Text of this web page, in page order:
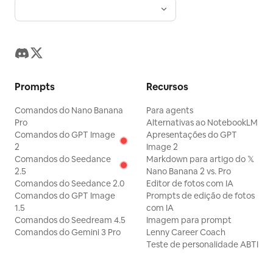
Prompts
Comandos do Nano Banana
Pro
Comandos do GPT Image
2
Comandos do Seedance
2.5
Comandos do Seedance 2.0
Comandos do GPT Image
1.5
Comandos do Seedream 4.5
Comandos do Gemini 3 Pro
Recursos
Para agents
Alternativas ao NotebookLM
Apresentações do GPT
Image 2
Markdown para artigo do 𝕏
Nano Banana 2 vs. Pro
Editor de fotos com IA
Prompts de edição de fotos
com IA
Imagem para prompt
Lenny Career Coach
Teste de personalidade ABTI